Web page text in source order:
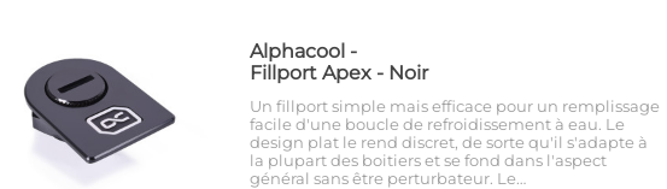
Alphacool -
Fillport Apex - Noir
Un fillport simple mais efficace pour un remplissage
facile d'une boucle de refroidissement à eau. Le
design plat le rend discret, de sorte qu'il s'adapte à
la plupart des boitiers et se fond dans l'aspect
général sans être perturbateur. Le…